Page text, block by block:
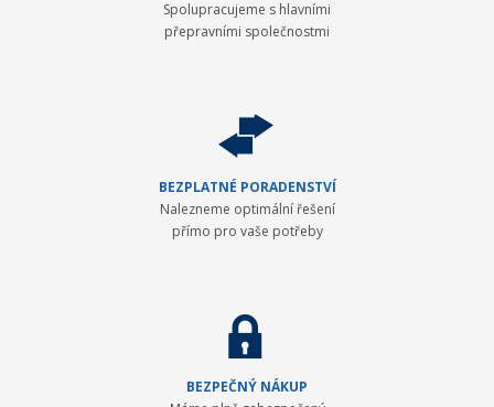
Spolupracujeme s hlavními
přepravními společnostmi
BEZPLATNÉ PORADENSTVÍ
Nalezneme optimální řešení
přímo pro vaše potřeby
BEZPEČNÝ NÁKUP